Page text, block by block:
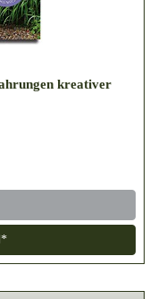
kreativer
*